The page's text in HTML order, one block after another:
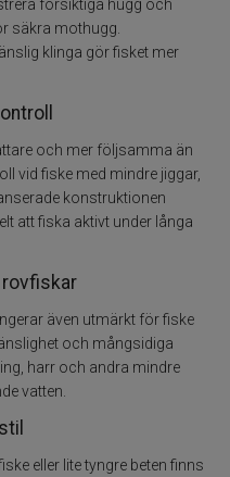
försiktiga hugg och
säkra mothugg.
klinga gör fisket mer
och mer följsamma än
vid fiske med mindre jiggar,
konstruktionen
att fiska aktivt under långa
även utmärkt för fiske
och mångsidiga
harr och andra mindre
vatten.
eller lite tyngre beten finns